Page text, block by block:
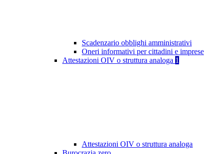
Scadenzario obblighi amministrativi
Oneri informativi per cittadini e imprese
Attestazioni OIV o struttura analoga 1
Attestazioni OIV o struttura analoga